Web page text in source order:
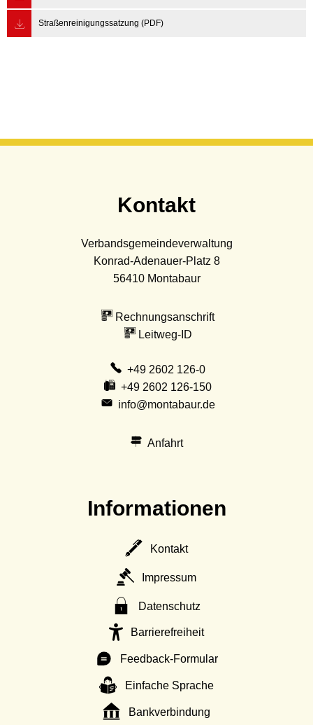
Straßenreinigungssatzung (PDF)
Kontakt
Verbandsgemeindeverwaltung
Konrad-Adenauer-Platz 8
56410 Montabaur
Rechnungsanschrift
Leitweg-ID
+49 2602 126-0
+49 2602 126-150
info@montabaur.de
Anfahrt
Informationen
Kontakt
Impressum
Datenschutz
Barrierefreiheit
Feedback-Formular
Einfache Sprache
Bankverbindung